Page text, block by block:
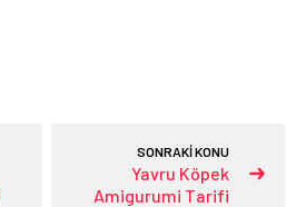
SONRAKİ KONU
Yavru Köpek
Amigurumi Tarifi